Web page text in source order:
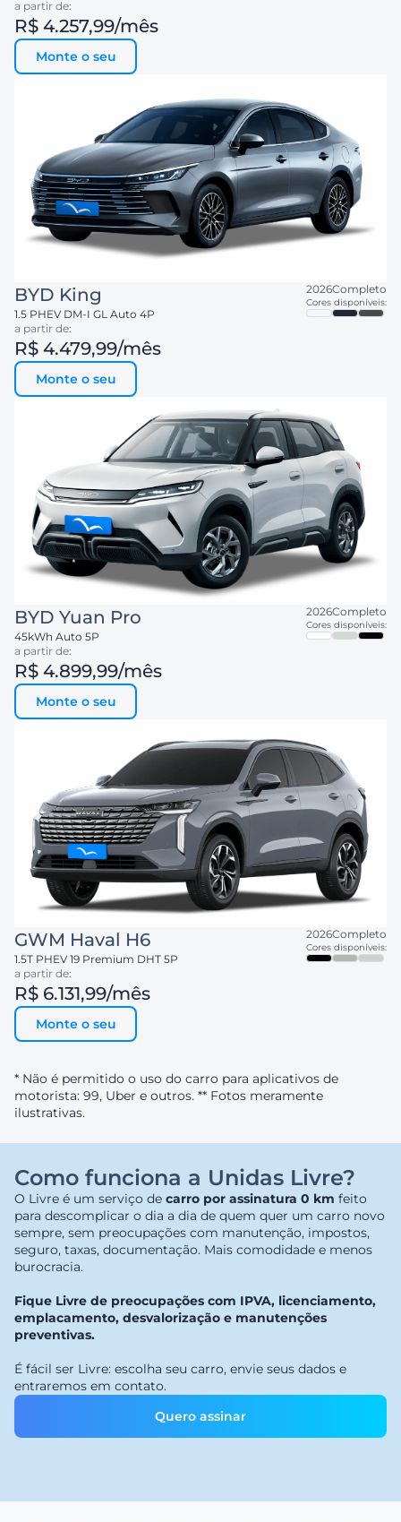
a partir de:
R$ 4.257,99/mês
Monte o seu
BYD King
1.5 PHEV DM-I GL Auto 4P
2026Completo
Cores disponíveis:
a partir de:
R$ 4.479,99/mês
Monte o seu
BYD Yuan Pro
45kWh Auto 5P
2026Completo
Cores disponíveis:
a partir de:
R$ 4.899,99/mês
Monte o seu
GWM Haval H6
1.5T PHEV 19 Premium DHT 5P
2026Completo
Cores disponíveis:
a partir de:
R$ 6.131,99/mês
Monte o seu
* Não é permitido o uso do carro para aplicativos de
motorista: 99, Uber e outros. ** Fotos meramente
ilustrativas.
Como funciona a Unidas Livre?
O Livre é um serviço de carro por assinatura 0 km feito
para descomplicar o dia a dia de quem quer um carro novo
sempre, sem preocupações com manutenção, impostos,
seguro, taxas, documentação. Mais comodidade e menos
burocracia.
Fique Livre de preocupações com IPVA, licenciamento,
emplacamento, desvalorização e manutenções
preventivas.
É fácil ser Livre: escolha seu carro, envie seus dados e
entraremos em contato.
Quero assinar